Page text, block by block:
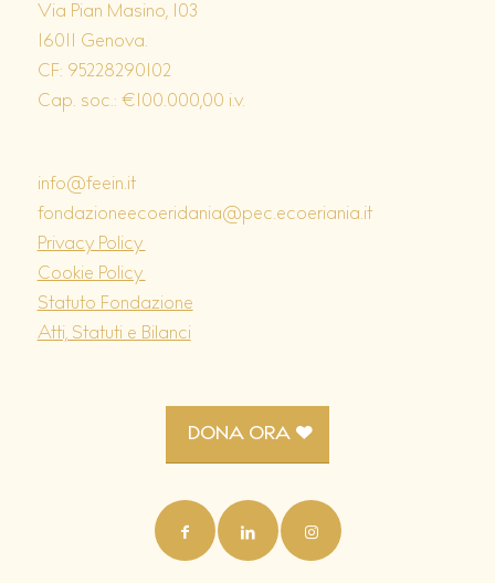
Via Pian Masino, 103
16011 Genova.
CF: 95228290102
Cap. soc.: €100.000,00 i.v.
info@feein.it
fondazioneecoeridania@pec.ecoeriania.it
Privacy Policy
Cookie Policy
Statuto Fondazione
Atti, Statuti e Bilanci
DONA ORA